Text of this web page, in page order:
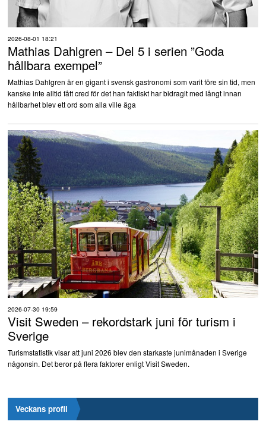
2026-08-01 18:21
Mathias Dahlgren – Del 5 i serien ”Goda
hållbara exempel”
Mathias Dahlgren är en gigant i svensk gastronomi som varit före sin tid, men
kanske inte alltid fått cred för det han faktiskt har bidragit med långt innan
hållbarhet blev ett ord som alla ville äga
2026-07-30 19:59
Visit Sweden – rekordstark juni för turism i
Sverige
Turismstatistik visar att juni 2026 blev den starkaste junimånaden i Sverige
någonsin. Det beror på flera faktorer enligt Visit Sweden.
Veckans profil